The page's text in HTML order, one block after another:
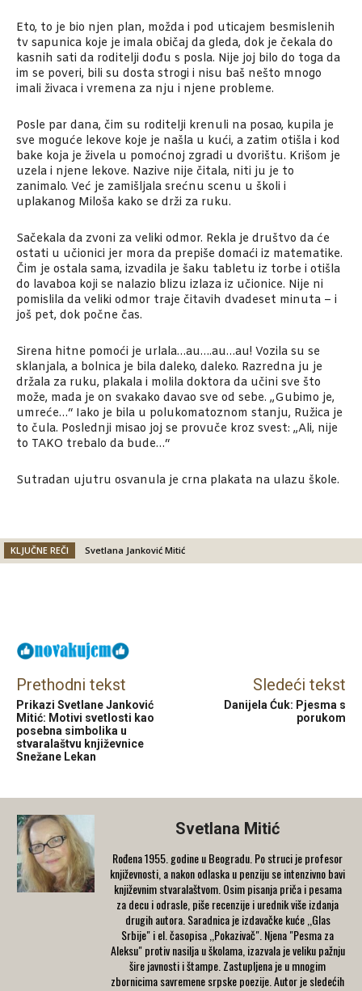
Eto, to je bio njen plan, možda i pod uticajem besmislenih
tv sapunica koje je imala običaj da gleda, dok je čekala do
kasnih sati da roditelji dođu s posla. Nije joj bilo do toga da
im se poveri, bili su dosta strogi i nisu baš nešto mnogo
imali živaca i vremena za nju i njene probleme.
Posle par dana, čim su roditelji krenuli na posao, kupila je
sve moguće lekove koje je našla u kući, a zatim otišla i kod
bake koja je živela u pomoćnoj zgradi u dvorištu. Krišom je
uzela i njene lekove. Nazive nije čitala, niti ju je to
zanimalo. Već je zamišljala srećnu scenu u školi i
uplakanog Miloša kako se drži za ruku.
Sačekala da zvoni za veliki odmor. Rekla je društvo da će
ostati u učionici jer mora da prepiše domaći iz matematike.
Čim je ostala sama, izvadila je šaku tabletu iz torbe i otišla
do lavaboa koji se nalazio blizu izlaza iz učionice. Nije ni
pomislila da veliki odmor traje čitavih dvadeset minuta – i
još pet, dok počne čas.
Sirena hitne pomoći je urlala…au….au…au! Vozila su se
sklanjala, a bolnica je bila daleko, daleko. Razredna ju je
držala za ruku, plakala i molila doktora da učini sve što
može, mada je on svakako davao sve od sebe. „Gubimo je,
umreće…“ Iako je bila u polukomatoznom stanju, Ružica je
to čula. Poslednji misao joj se provuče kroz svest: „Ali, nije
to TAKO trebalo da bude…“
Sutradan ujutru osvanula je crna plakata na ulazu škole.
KLJUČNE REČI Svetlana Janković Mitić
Prethodni tekst
Prikazi Svetlane Janković
Mitić: Motivi svetlosti kao
posebna simbolika u
stvaralaštvu književnice
Snežane Lekan
Sledeći tekst
Danijela Ćuk: Pjesma s
porukom
Svetlana Mitić
Rođena 1955. godine u Beogradu. Po struci je profesor
književnosti, a nakon odlaska u penziju se intenzivno bavi
književnim stvaralaštvom. Osim pisanja priča i pesama
za decu i odrasle, piše recenzije i urednik više izdanja
drugih autora. Saradnica je izdavačke kuće ,,Glas
Srbije" i el. časopisa ,,Pokazivač". Njena "Pesma za
Aleksu" protiv nasilja u školama, izazvala je veliku pažnju
šire javnosti i štampe. Zastupljena je u mnogim
zbornicima savremene srpske poezije. Autor je sledećih